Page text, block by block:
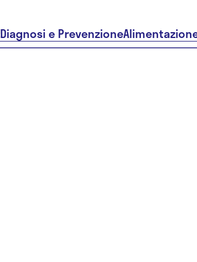
Diagnosi e Prevenzione